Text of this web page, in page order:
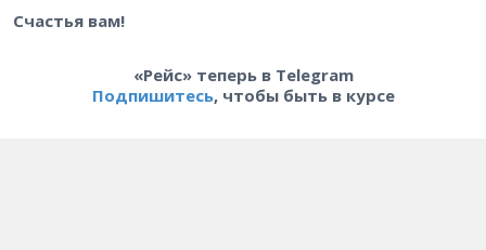
Счастья вам!
«Рейс» теперь в Telegram
Подпишитесь, чтобы быть в курсе